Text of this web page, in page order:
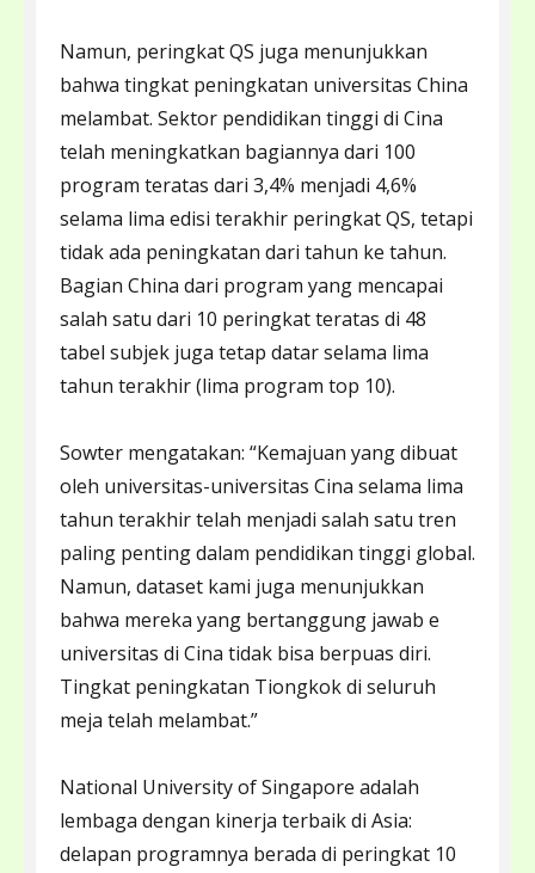
Namun, peringkat QS juga menunjukkan
bahwa tingkat peningkatan universitas China
melambat. Sektor pendidikan tinggi di Cina
telah meningkatkan bagiannya dari 100
program teratas dari 3,4% menjadi 4,6%
selama lima edisi terakhir peringkat QS, tetapi
tidak ada peningkatan dari tahun ke tahun.
Bagian China dari program yang mencapai
salah satu dari 10 peringkat teratas di 48
tabel subjek juga tetap datar selama lima
tahun terakhir (lima program top 10).
Sowter mengatakan: “Kemajuan yang dibuat
oleh universitas-universitas Cina selama lima
tahun terakhir telah menjadi salah satu tren
paling penting dalam pendidikan tinggi global.
Namun, dataset kami juga menunjukkan
bahwa mereka yang bertanggung jawab e
universitas di Cina tidak bisa berpuas diri.
Tingkat peningkatan Tiongkok di seluruh
meja telah melambat.”
National University of Singapore adalah
lembaga dengan kinerja terbaik di Asia:
delapan programnya berada di peringkat 10